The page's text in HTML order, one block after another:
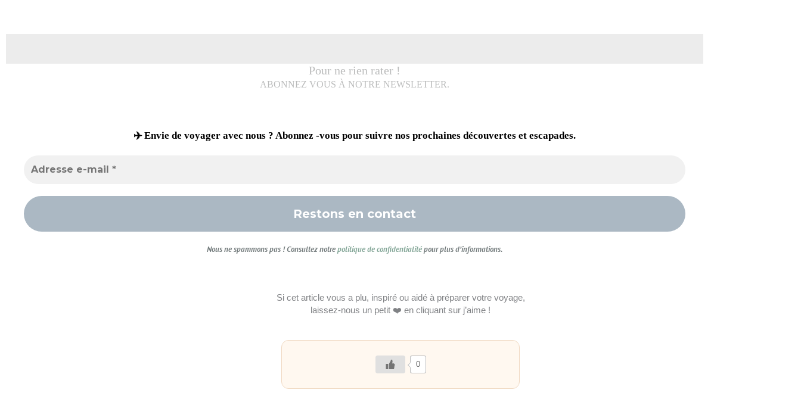
Pour ne rien rater !
ABONNEZ VOUS À NOTRE NEWSLETTER.
✈️ Envie de voyager avec nous ? Abonnez -vous pour suivre nos prochaines découvertes et escapades.
Nous ne spammons pas ! Consultez notrepolitique de confidentialitépour plus d’informations.
Si cet article vous a plu, inspiré ou aidé à préparer votre voyage,
laissez-nous un petit ❤️ en cliquant sur j’aime !
0